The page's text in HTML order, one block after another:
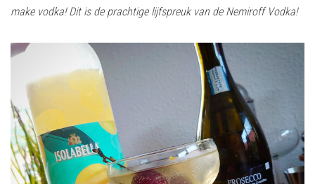
make vodka! Dit is de prachtige lijfspreuk van de Nemiroff Vodka!